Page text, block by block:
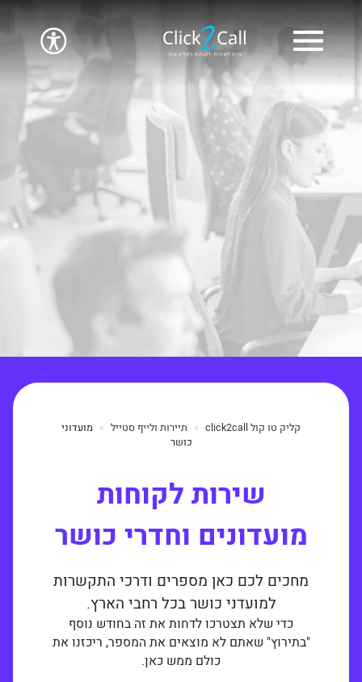
קליק טו קול click2call תיירות ולייף סטייל
מועדוני
כושר
שירות לקוחות
מועדונים וחדרי כושר
מחכים לכם כאן מספרים ודרכי התקשרות
למועדני כושר בכל רחבי הארץ.
כדי שלא תצטרכו לדחות את זה בחודש נוסף
"בתירוץ" שאתם לא מוצאים את המספר, ריכזנו את
כולם ממש כאן.